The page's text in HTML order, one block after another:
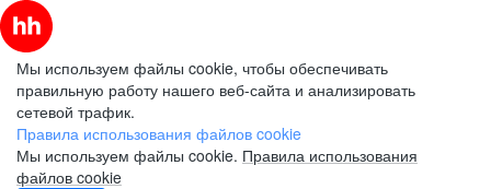
Мы используем файлы cookie, чтобы обеспечивать
правильную работу нашего веб-сайта и анализировать
сетевой трафик.
Правила использования файлов cookie
Мы используем файлы cookie. Правила использования
файлов cookie